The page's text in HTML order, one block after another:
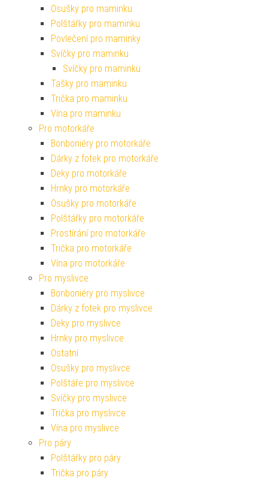
Osušky pro maminku
Polštářky pro maminku
Povlečení pro maminky
Svíčky pro maminku
Svíčky pro maminku
Tašky pro maminku
Trička pro maminku
Vína pro maminku
Pro motorkáře
Bonboniéry pro motorkáře
Dárky z fotek pro motorkáře
Deky pro motorkáře
Hrnky pro motorkáře
Osušky pro motorkáře
Polštářky pro motorkáře
Prostírání pro motorkáře
Trička pro motorkáře
Vína pro motorkáře
Pro myslivce
Bonboniéry pro myslivce
Dárky z fotek pro myslivce
Deky pro myslivce
Hrnky pro myslivce
Ostatní
Osušky pro myslivce
Polštáře pro myslivce
Svíčky pro myslivce
Trička pro myslivce
Vína pro myslivce
Pro páry
Polštářky pro páry
Trička pro páry